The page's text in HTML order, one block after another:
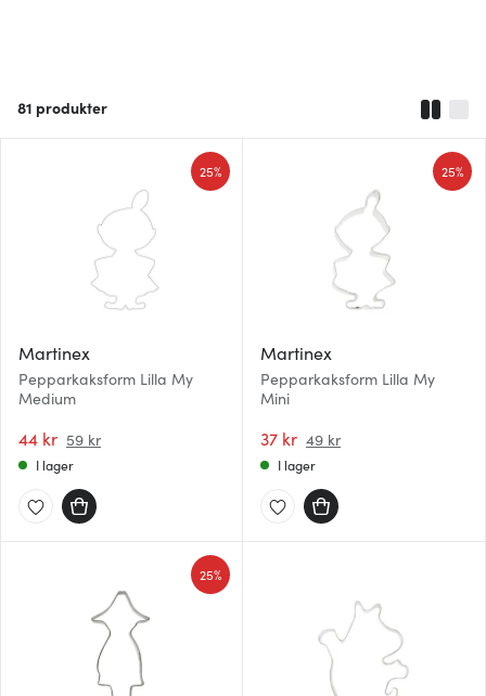
81 produkter
Martinex
Pepparkaksform Lilla My
Medium
44 kr 59 kr
25%
I lager
Martinex
Pepparkaksform Lilla My
Mini
37 kr 49 kr
25%
I lager
25%